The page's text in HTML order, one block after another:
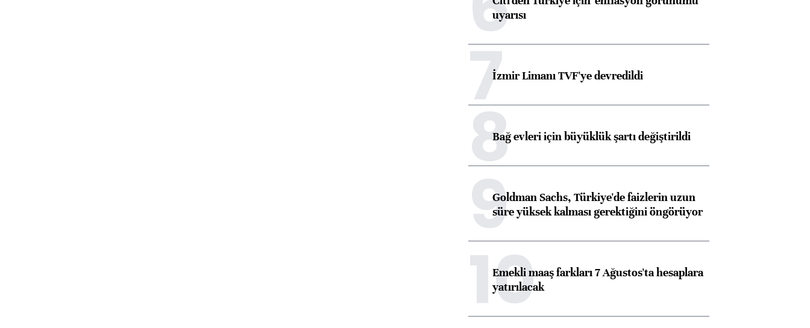
uyarısı
7İzmir Limanı TVF'ye devredildi
8Bağ evleri için büyüklük şartı değiştirildi
9Goldman Sachs, Türkiye'de faizlerin uzun
süre yüksek kalması gerektiğini öngörüyor
10
Emekli maaş farkları 7 Ağustos'ta hesaplara
yatırılacak